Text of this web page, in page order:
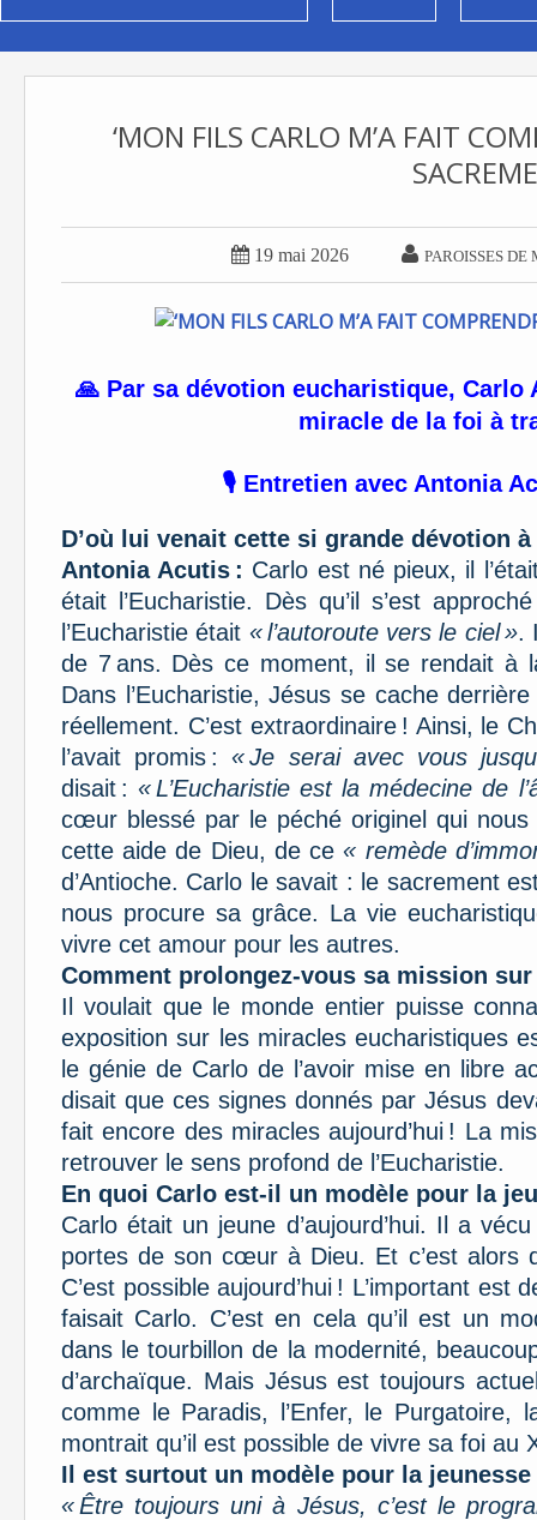
‘MON FILS CARLO M’A FAIT
 19 mai 2026  PAROISSES DE
🙏 Par sa dévotion eucharistique,
miracle de la foi à
🎙 Entretien avec Antonia
D’où lui venait cette si grande dévotion à
Antonia Acutis : Carlo est né pieux, il
était l’Eucharistie. Dès qu’il s’est
l’Eucharistie était « l’autoroute vers le ciel ».
de 7 ans. Dès ce moment, il se rendait à
Dans l’Eucharistie, Jésus se cache
réellement. C’est extraordinaire ! Ainsi, le
l’avait promis :« Je serai avec vous
disait :« L’Eucharistie est la médecine de
cœur blessé par le péché originel qui
cette aide de Dieu, de ce« remède
d’Antioche. Carlo le savait : le sacrement
nous procure sa grâce. La vie
vivre cet amour pour les autres.
Comment prolongez-vous sa mission sur
Il voulait que le monde entier puisse
exposition sur les miracles eucharistiques
le génie de Carlo de l’avoir mise en libre
disait que ces signes donnés par Jésus
fait encore des miracles aujourd’hui ! La
retrouver le sens profond de l’Eucharistie.
En quoi Carlo est-il un modèle pour la
Carlo était un jeune d’aujourd’hui. Il a
portes de son cœur à Dieu. Et c’est alors
C’est possible aujourd’hui ! L’important
faisait Carlo. C’est en cela qu’il est un
dans le tourbillon de la modernité,
d’archaïque. Mais Jésus est toujours
comme le Paradis, l’Enfer, le Purgatoire,
montrait qu’il est possible de vivre sa foi au
Il est surtout un modèle pour la
« Être toujours uni à Jésus, c’est le